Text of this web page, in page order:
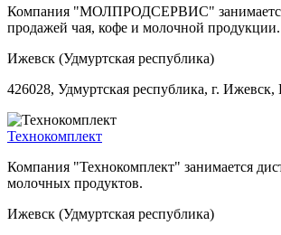
Компания "МОЛПРОДСЕРВИС"
продажей чая, кофе и молочной продукции.
Ижевск (Удмуртская республика)
426028, Удмуртская республика, г. Ижевск,
Технокомплект
Компания "Технокомплект" занимается
молочных продуктов.
Ижевск (Удмуртская республика)